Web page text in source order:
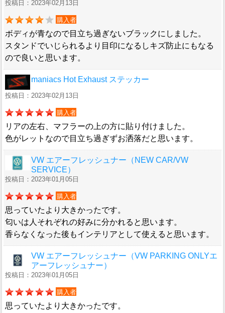
投稿日：2023年02月13日
購入者
ボディが青なので目立ち過ぎないブラックにしました。
スタンドでいじられるより目印になるしキズ防止にもなる
ので良いと思います。
maniacs Hot Exhaust ステッカー
投稿日：2023年02月13日
購入者
リアの左右、マフラーの上の方に貼り付けました。
色がレットなので目立ち過ぎずお洒落だと思います。
VW エアーフレッシュナー（NEW CAR/VW
SERVICE）
投稿日：2023年01月05日
購入者
思っていたより大きかったです。
匂いは人それぞれの好みに分かれると思います。
香らなくなった後もインテリアとして使えると思います。
VW エアーフレッシュナー（VW PARKING ONLYエ
アーフレッシュナー）
投稿日：2023年01月05日
購入者
思っていたより大きかったです。